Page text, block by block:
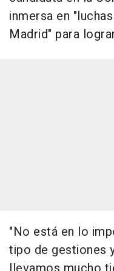
inmersa en
Madrid" para
"No está en lo
tipo de gestiones